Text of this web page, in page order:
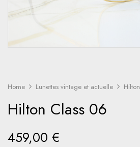
Home Lunettes vintage et actuelle Hilton
Hilton Class 06
459,00 €